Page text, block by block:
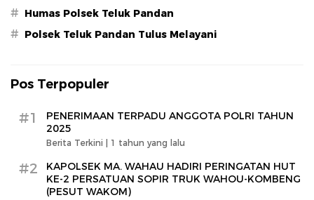
# Humas Polsek Teluk Pandan
# Polsek Teluk Pandan Tulus Melayani
Pos Terpopuler
#1
PENERIMAAN TERPADU ANGGOTA POLRI TAHUN
2025
Berita Terkini | 1 tahun yang lalu
#2
KAPOLSEK MA. WAHAU HADIRI PERINGATAN HUT
KE-2 PERSATUAN SOPIR TRUK WAHOU-KOMBENG
(PESUT WAKOM)